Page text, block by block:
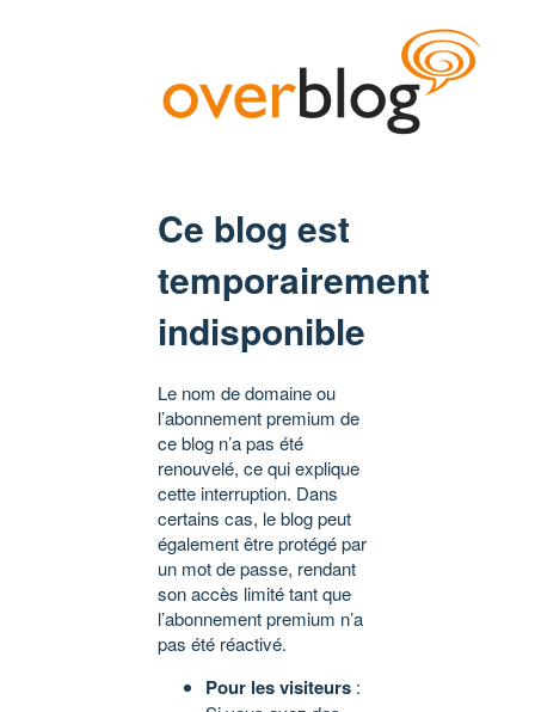
Ce blog est
temporairement
indisponible
Le nom de domaine ou
l’abonnement premium de
ce blog n’a pas été
renouvelé, ce qui explique
cette interruption. Dans
certains cas, le blog peut
également être protégé par
un mot de passe, rendant
son accès limité tant que
l’abonnement premium n’a
pas été réactivé.
Pour les visiteurs :